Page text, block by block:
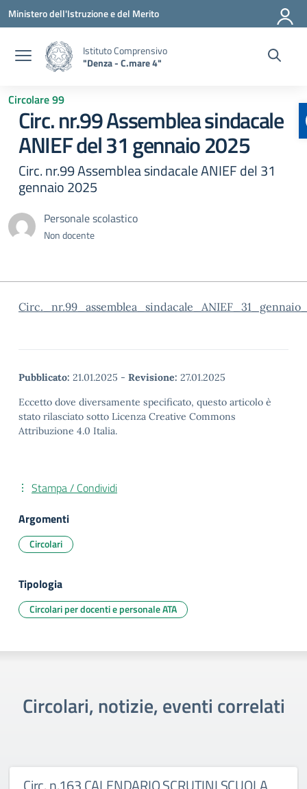
Vai ai contenuti
Vai al menu di navigazione
Vai al footer
Ministero dell'Istruzione e del Merito
Istituto Comprensivo
"Denza - C.mare 4"
Circolare 99
Circ. nr.99 Assemblea sindacale
ANIEF del 31 gennaio 2025
Circ. nr.99 Assemblea sindacale ANIEF del 31
gennaio 2025
Personale scolastico
Non docente
Pubblicato: 21.01.2025 - Revisione: 27.01.2025
Eccetto dove diversamente specificato, questo articolo è
stato rilasciato sotto Licenza Creative Commons
Attribuzione 4.0 Italia.
Stampa / Condividi
Argomenti
Circolari
Tipologia
Circolari per docenti e personale ATA
Circolari, notizie, eventi correlati